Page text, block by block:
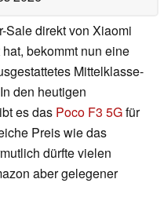
Sale direkt von Xiaomi
bekommt nun eine
Mittelklasse-
den heutigen
es das Poco F3 5Gfür
Preis wie das
dürfte vielen
aber gelegener